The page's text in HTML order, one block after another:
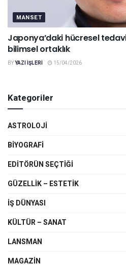
MANSET
Japonya’daki hücresel
bilimsel ortaklık
BYYAZI IŞLERI 15/04/2026
Kategoriler
ASTROLOJI
BIYOGRAFI
EDITÖRÜN SEÇTIĞI
GÜZELLIK – ESTETIK
IŞ DÜNYASI
KÜLTÜR – SANAT
LANSMAN
MAGAZIN